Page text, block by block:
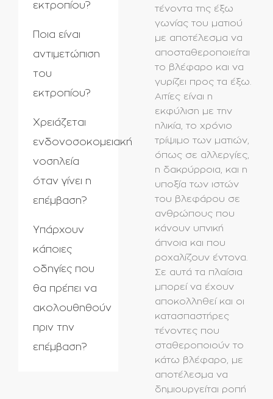
τένοντα της έξω
γωνίας του ματιού
με αποτέλεσμα να
αποσταθεροποιείται
το βλέφαρο και να
γυρίζει προς τα έξω.
Αιτίες είναι η
εκφύλιση με την
ηλικία, το χρόνιο
τρίψιμο των ματιών,
όπως σε αλλεργίες,
η δακρύρροια, και η
υποξία των ιστών
του βλεφάρου σε
ανθρώπους που
κάνουν υπνική
άπνοια και που
ροχαλίζουν έντονα.
Σε αυτά τα πλαίσια
μπορεί να έχουν
αποκολληθεί και οι
κατασπαστήρες
τένοντες που
σταθεροποιούν το
κάτω βλέφαρο, με
αποτέλεσμα να
δημιουργείται ροπή
εκτροπίου?
Ποια είναι
αντιμετώπιση
του
εκτροπίου?
Χρειάζεται
ενδονοσοκομειακή
νοσηλεία
όταν γίνει η
επέμβαση?
Υπάρχουν
κάποιες
οδηγίες που
θα πρέπει να
ακολουθηθούν
πριν την
επέμβαση?